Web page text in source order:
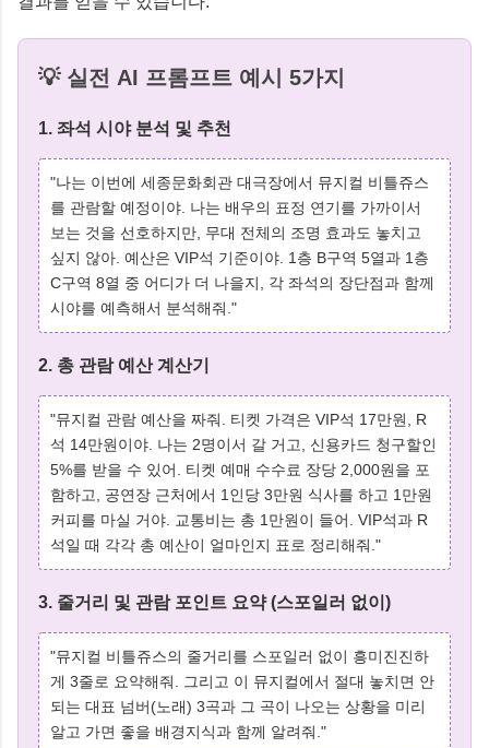
💡 실전 AI 프롬프트 예시 5가지
1. 좌석 시야 분석 및 추천
"나는 이번에 세종문화회관 대극장에서 뮤지컬 비틀쥬스
를 관람할 예정이야. 나는 배우의 표정 연기를 가까이서
보는 것을 선호하지만, 무대 전체의 조명 효과도 놓치고
싶지 않아. 예산은 VIP석 기준이야. 1층 B구역 5열과 1층
C구역 8열 중 어디가 더 나을지, 각 좌석의 장단점과 함께
시야를 예측해서 분석해줘."
2. 총 관람 예산 계산기
"뮤지컬 관람 예산을 짜줘. 티켓 가격은 VIP석 17만원, R
석 14만원이야. 나는 2명이서 갈 거고, 신용카드 청구할인
5%를 받을 수 있어. 티켓 예매 수수료 장당 2,000원을 포
함하고, 공연장 근처에서 1인당 3만원 식사를 하고 1만원
커피를 마실 거야. 교통비는 총 1만원이 들어. VIP석과 R
석일 때 각각 총 예산이 얼마인지 표로 정리해줘."
3. 줄거리 및 관람 포인트 요약 (스포일러 없이)
"뮤지컬 비틀쥬스의 줄거리를 스포일러 없이 흥미진진하
게 3줄로 요약해줘. 그리고 이 뮤지컬에서 절대 놓치면 안
되는 대표 넘버(노래) 3곡과 그 곡이 나오는 상황을 미리
알고 가면 좋을 배경지식과 함께 알려줘."